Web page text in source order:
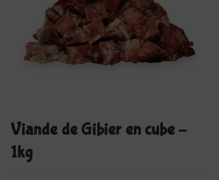
Viande de Gibier en cube –
1kg